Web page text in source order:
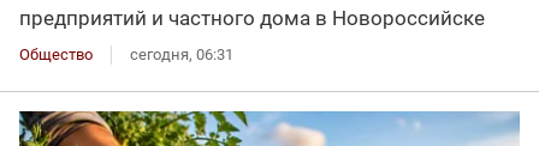
предприятий и частного дома в Новороссийске
Общество сегодня, 06:31